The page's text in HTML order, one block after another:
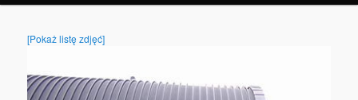
[Pokaż listę zdjęć]